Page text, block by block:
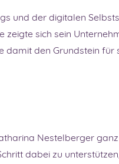
und der digitalen
sich sein
damit den Grundstein für
Nestelberger
dabei zu